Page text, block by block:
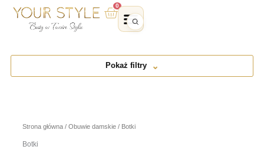
0
Wózek
Pokaż filtry
Strona główna / Obuwie damskie / Botki
Botki